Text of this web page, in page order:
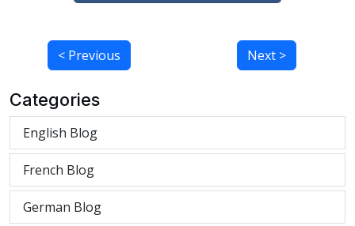
< Previous Next >
Categories
English Blog
French Blog
German Blog